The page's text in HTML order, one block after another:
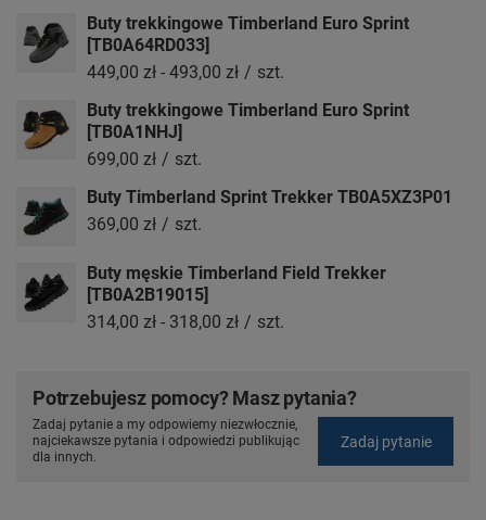
Buty trekkingowe Timberland Euro Sprint
[TB0A64RD033]
449,00 zł - 493,00 zł / szt.
Buty trekkingowe Timberland Euro Sprint
[TB0A1NHJ]
699,00 zł / szt.
Buty Timberland Sprint Trekker TB0A5XZ3P01
369,00 zł / szt.
Buty męskie Timberland Field Trekker
[TB0A2B19015]
314,00 zł - 318,00 zł / szt.
Potrzebujesz pomocy? Masz pytania?
Zadaj pytanie a my odpowiemy niezwłocznie,
najciekawsze pytania i odpowiedzi publikując
dla innych.
Zadaj pytanie